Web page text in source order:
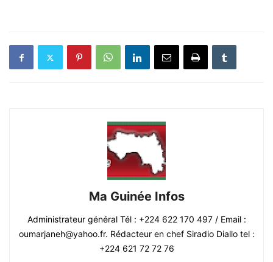
Ma Guinée Infos
Administrateur général Tél : +224 622 170 497 / Email :
oumarjaneh@yahoo.fr. Rédacteur en chef Siradio Diallo tel :
+224 621 72 72 76